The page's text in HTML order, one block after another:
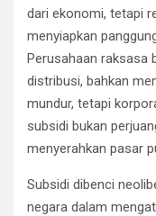
dari ekonomi, tetapi
menyiapkan
Perusahaan raksasa
distribusi, bahkan
mundur, tetapi
subsidi bukan
menyerahkan pasar
Subsidi dibenci
negara dalam